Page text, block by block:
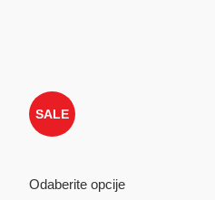
SALE
Odaberite opcije